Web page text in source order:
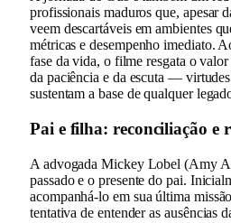
profissionais maduros que, apesar
veem descartáveis em ambientes
métricas e desempenho imediato.
fase da vida, o filme resgata o
da paciência e da escuta —
sustentam a base de qualquer
Pai e filha: reconciliação e
A advogada Mickey Lobel (Amy
passado e o presente do pai.
acompanhá-lo em sua última
tentativa de entender as ausências